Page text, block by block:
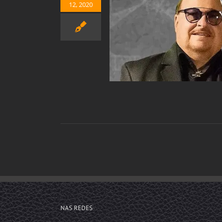
12, 2020
vocalista do Roupa
NAS REDES